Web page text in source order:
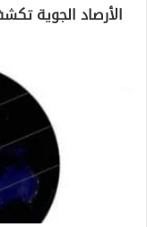
الأرصاد الجوية